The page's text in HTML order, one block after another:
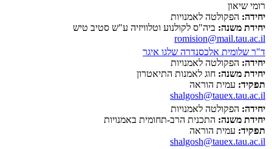
רומי שיאון
יחידה: הפקולטה לאמנויות
יחידת משנה: ביה"ס לקולנוע וטלוויזיה ע"ש סטיב טיש
romision@mail.tau.ac.il
ד"ר שלומית אלכסנדרה שלגו איגר
יחידה: הפקולטה לאמנויות
יחידת משנה: חוג לאמנות התיאטרון
תפקיד: עמית הוראה
shalgosh@tauex.tau.ac.il
יחידה: הפקולטה לאמנויות
יחידת משנה: התכנית הרב-תחומית באמנויות
תפקיד: עמית הוראה
shalgosh@tauex.tau.ac.il